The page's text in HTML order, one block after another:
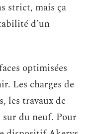
strict, mais ça
d’un
optimisées
Les charges de
les travaux de
du neuf. Pour